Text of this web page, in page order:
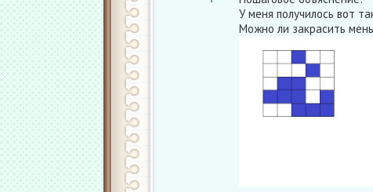
У меня получилось вот
Можно ли закрасить